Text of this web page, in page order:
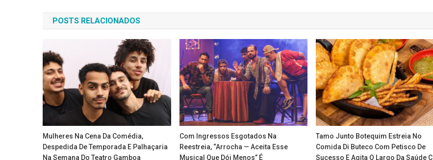
de
Post
POSTS RELACIONADOS
Mulheres Na Cena Da Comédia,
Despedida De Temporada E Palhaçaria
Na Semana Do Teatro Gamboa
Com Ingressos Esgotados Na
Reestreia, “Arrocha — Aceita Esse
Musical Que Dói Menos” É
Tamo Junto Botequim Estreia No
Comida Di Buteco Com Petisco De
Sucesso E Agita O Largo Da Saúde